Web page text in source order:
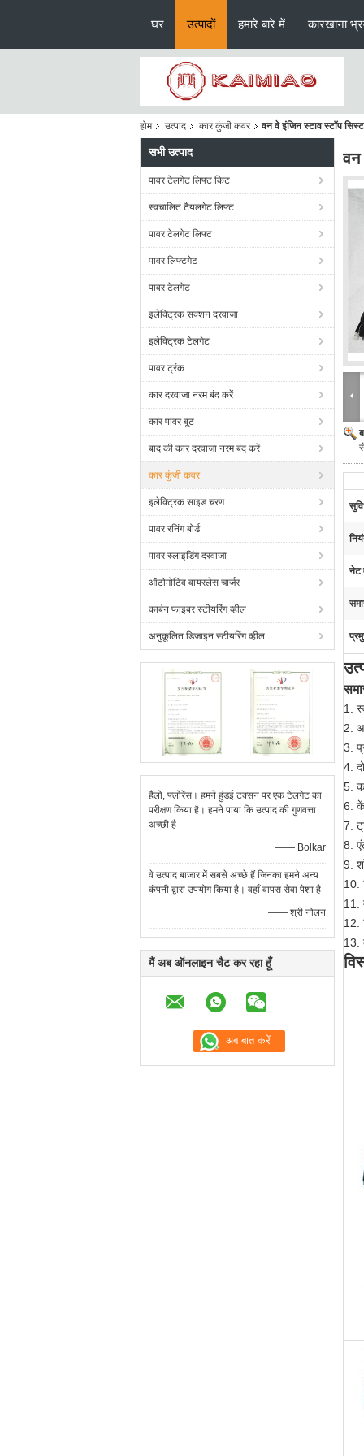
घर उत्पादों हमारे बारे में कारखाना
होम उत्पाद कार कुंजी कवर वन वे इंजिन स्टाव स्टॉप
सभी उत्पाद
पावर टेलगेट लिफ्ट किट
स्वचालित टैयलगेट लिफ्ट
पावर टेलगेट लिफ्ट
पावर लिफ्टगेट
पावर टेलगेट
इलेक्ट्रिक सक्शन दरवाजा
इलेक्ट्रिक टेलगेट
पावर ट्रंक
कार दरवाजा नरम बंद करें
कार पावर बूट
बाद की कार दरवाजा नरम बंद करें
कार कुंजी कवर
इलेक्ट्रिक साइड चरण
पावर रनिंग बोर्ड
पावर स्लाइडिंग दरवाजा
ऑटोमोटिव वायरलेस चार्जर
कार्बन फाइबर स्टीयरिंग व्हील
अनुकूलित डिजाइन स्टीयरिंग व्हील
हैलो, फ्लोरेंस। हमने हुंडई टक्सन पर एक टेलगेट का
परीक्षण किया है। हमने पाया कि उत्पाद की गुणवत्ता
अच्छी है
—— Bolkar
वे उत्पाद बाजार में सबसे अच्छे हैं जिनका हमने अन्य
कंपनी द्वारा उपयोग किया है। वहाँ वापस सेवा पेशा है
—— श्री नोलन
मैं अब ऑनलाइन चैट कर रहा हूँ
वन
नेट
1.
2.
3.
4.
5.
6.
7.
8.
9.
10.
11.
12.
13.